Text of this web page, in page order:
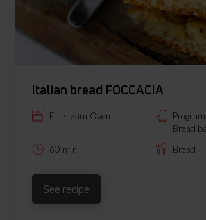
Italian bread FOCCACIA
Fullsteam Oven
Program: P06S/S06
Bread
60 min.
Bread
See recipe